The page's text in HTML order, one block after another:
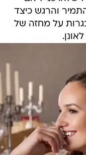
והרגש כיצד
על מחזה של